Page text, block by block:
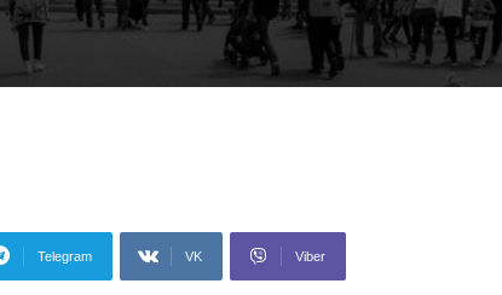
Telegram VK Viber